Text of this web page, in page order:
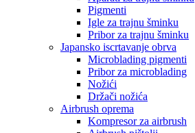
Pigmenti
Igle za trajnu šminku
Pribor za trajnu šminku
Japansko iscrtavanje obrva
Microblading pigmenti
Pribor za microblading
Nožići
Držači nožića
Airbrush oprema
Kompresor za airbrush